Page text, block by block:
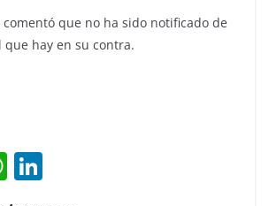
que no ha sido notificado de
hay en su contra.
W
h